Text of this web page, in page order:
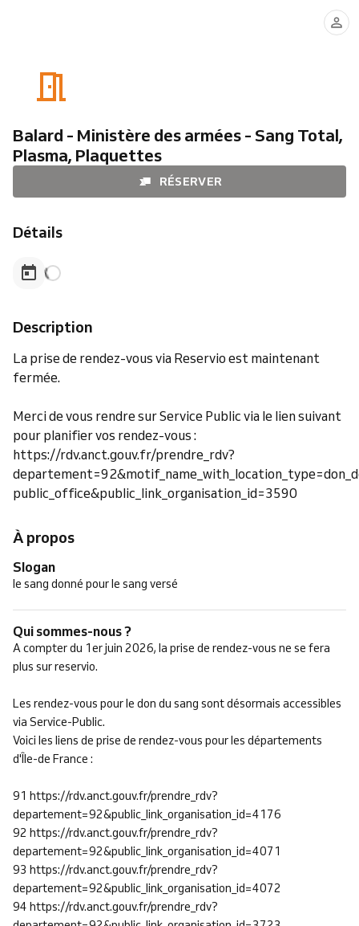
Balard - Ministère des armées - Sang Total,
Plasma, Plaquettes
RÉSERVER
Détails
Description
La prise de rendez-vous via Reservio est maintenant
fermée.
Merci de vous rendre sur Service Public via le lien suivant
pour planifier vos rendez-vous :
https://rdv.anct.gouv.fr/prendre_rdv?
public_office&public_link_organisation_id=3590
À propos
Slogan
le sang donné pour le sang versé
Qui sommes-nous ?
A compter du 1er juin 2026, la prise de rendez-vous ne se fera
plus sur reservio.
Les rendez-vous pour le don du sang sont désormais accessibles
via Service-Public.
Voici les liens de prise de rendez-vous pour les départements
d'Île-de France :
91 https://rdv.anct.gouv.fr/prendre_rdv?
departement=92&public_link_organisation_id=4176
92 https://rdv.anct.gouv.fr/prendre_rdv?
departement=92&public_link_organisation_id=4071
93 https://rdv.anct.gouv.fr/prendre_rdv?
departement=92&public_link_organisation_id=4072
94 https://rdv.anct.gouv.fr/prendre_rdv?